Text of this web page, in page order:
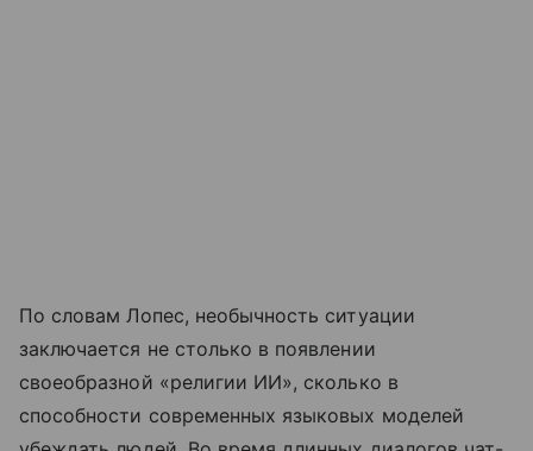
По словам Лопес, необычность ситуации
заключается не столько в появлении
своеобразной «религии ИИ», сколько в
способности современных языковых моделей